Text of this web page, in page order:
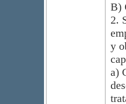
B)
2.
y
a)